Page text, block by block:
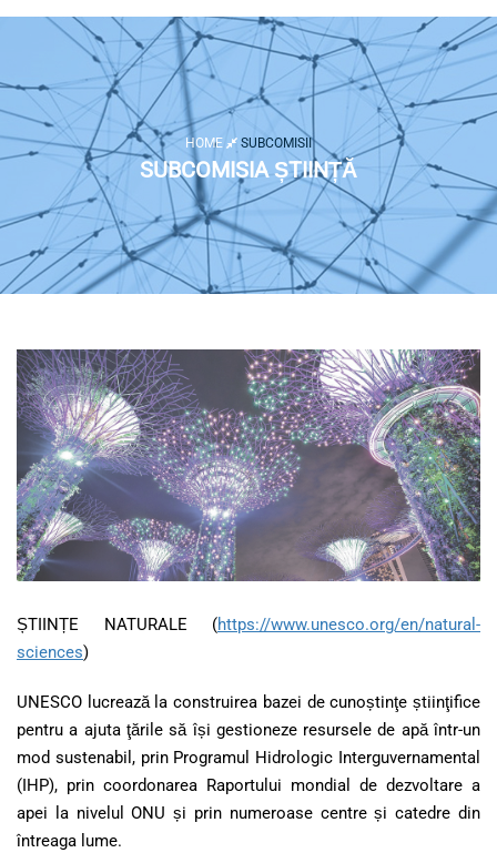
HOME SUBCOMISII
SUBCOMISIA ȘTIINȚĂ
ȘTIINȚE NATURALE (https://www.unesco.org/en/natural-
sciences)
UNESCO lucrează la construirea bazei de cunoștinţe știinţifice
pentru a ajuta ţările să își gestioneze resursele de apă într-un
mod sustenabil, prin Programul Hidrologic Interguvernamental
(IHP), prin coordonarea Raportului mondial de dezvoltare a
apei la nivelul ONU și prin numeroase centre și catedre din
întreaga lume.